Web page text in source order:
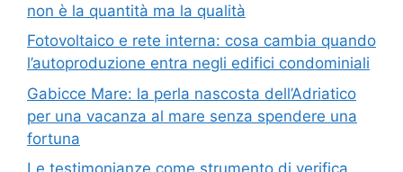
non è la quantità ma la qualità
Fotovoltaico e rete interna: cosa cambia quando
l’autoproduzione entra negli edifici condominiali
Gabicce Mare: la perla nascosta dell’Adriatico
per una vacanza al mare senza spendere una
fortuna